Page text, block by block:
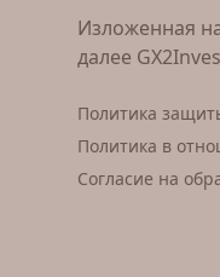
Изложенная
далее